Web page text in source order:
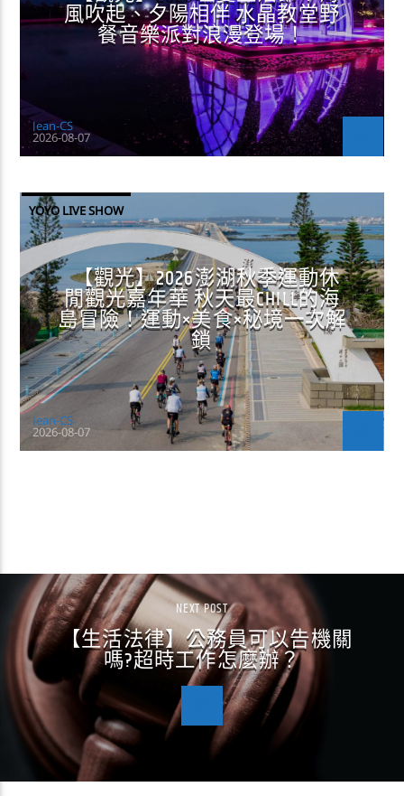
風吹起、夕陽相伴 水晶教堂野
餐音樂派對浪漫登場！
Jean-CS
2026-08-07
YOYO LIVE SHOW
【觀光】2026澎湖秋季運動休
閒觀光嘉年華 秋天最CHILL的海
島冒險！運動×美食×秘境一次解
鎖
Jean-CS
2026-08-07
NEXT POST
【生活法律】公務員可以告機關
嗎?超時工作怎麼辦？